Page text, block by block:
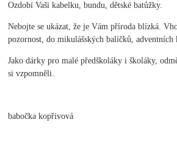
Ozdobí Vaši kabelku, bundu, dětské batůžky.
Nebojte se ukázat, že je Vám příroda blízká.
pozornost, do mikulášských balíčků, adventních
Jako dárky pro malé předškoláky i školáky,
si vzpomněli.
babočka kopřivová